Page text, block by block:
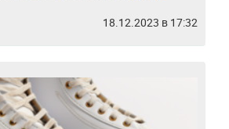
18.12.2023 в 17:32